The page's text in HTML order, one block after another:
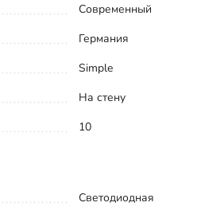
Современный
Германия
Simple
На стену
10
Светодиодная